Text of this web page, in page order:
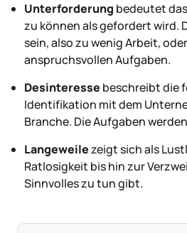
Unterforderung bedeutet
zu können als gefordert wird.
sein, also zu wenig Arbeit,
anspruchsvollen Aufgaben.
Desinteresse beschreibt die
Identifikation mit dem
Branche. Die Aufgaben
Langeweilezeigt sich als
Ratlosigkeit bis hin zur
Sinnvolles zu tun gibt.